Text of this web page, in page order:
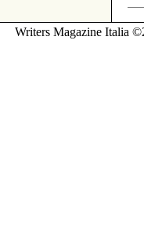
Writers Magazine Italia